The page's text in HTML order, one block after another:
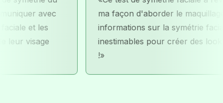
avec
les
ma façon d'aborder le maquillage. Les
informations sur la symétrie faciale sont
inestimables pour créer des looks